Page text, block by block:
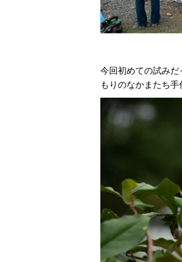
今回初めての試みだ
もりのなかまたち手